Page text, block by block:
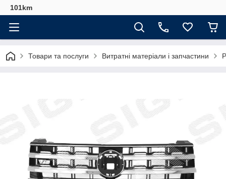
101km
Товари та послуги Витратні матеріали і запчастини